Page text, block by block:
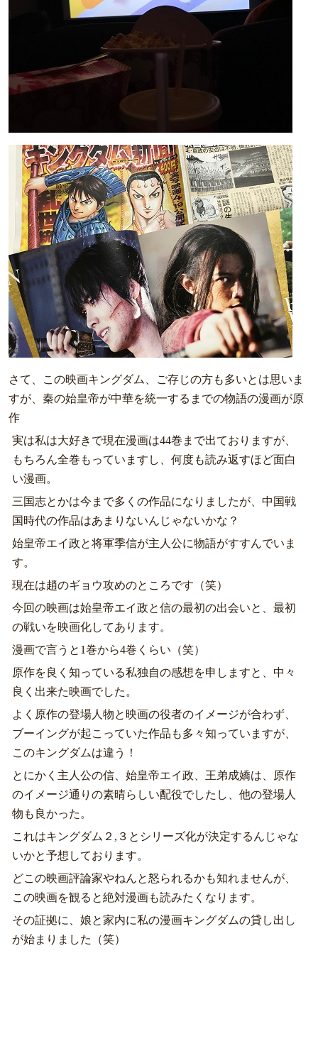
さて、この映画キングダム、ご存じの方も多いとは思いま
すが、秦の始皇帝が中華を統一するまでの物語の漫画が原
作
実は私は大好きで現在漫画は44巻まで出ておりますが、
もちろん全巻もっていますし、何度も読み返すほど面白
い漫画。
三国志とかは今まで多くの作品になりましたが、中国戦
国時代の作品はあまりないんじゃないかな？
始皇帝エイ政と将軍季信が主人公に物語がすすんでいま
す。
現在は趙のギョウ攻めのところです（笑）
今回の映画は始皇帝エイ政と信の最初の出会いと、最初
の戦いを映画化してあります。
漫画で言うと1巻から4巻くらい（笑）
原作を良く知っている私独自の感想を申しますと、中々
良く出来た映画でした。
よく原作の登場人物と映画の役者のイメージが合わず、
ブーイングが起こっていた作品も多々知っていますが、
このキングダムは違う！
とにかく主人公の信、始皇帝エイ政、王弟成嬌は、原作
のイメージ通りの素晴らしい配役でしたし、他の登場人
物も良かった。
これはキングダム２,３とシリーズ化が決定するんじゃな
いかと予想しております。
どこの映画評論家やねんと怒られるかも知れませんが、
この映画を観ると絶対漫画も読みたくなります。
その証拠に、娘と家内に私の漫画キングダムの貸し出し
が始まりました（笑）